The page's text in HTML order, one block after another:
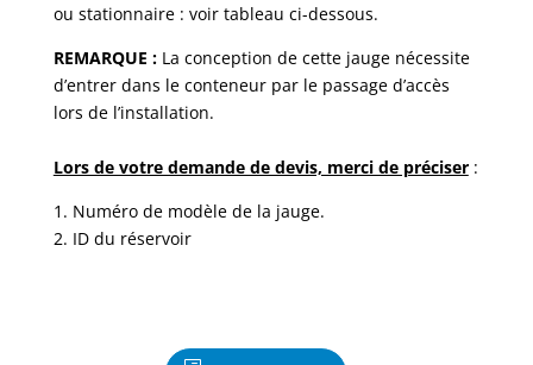
ou stationnaire : voir tableau ci-dessous.
REMARQUE :La conception de cette jauge nécessite
d’entrer dans le conteneur par le passage d’accès
lors de l’installation.
Lors de votre demande de devis, merci de préciser:
1. Numéro de modèle de la jauge.
2. ID du réservoir